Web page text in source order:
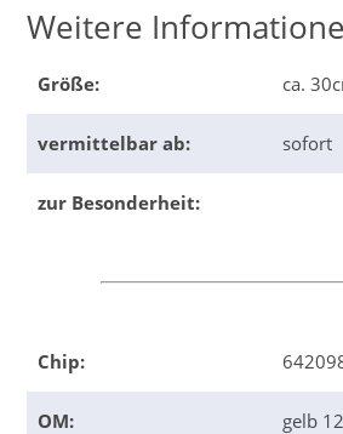
Weitere
Größe: ca.
vermittelbar ab: sofort
zur Besonderheit:
Chip:
OM: gelb